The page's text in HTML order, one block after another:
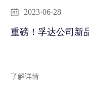
2023·06·28
重磅！孚达公司新
了解详情